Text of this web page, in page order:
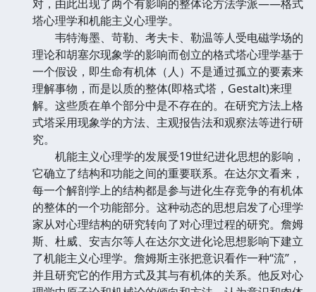
对，由此出现了两个有影响的整体论方法学派——格式
塔心理学和机能主义心理学。
韦特海墨、苛勒、考夫卡、勒温等人受电磁学场的
理论和胡塞尔现象学的影响而创立的格式塔心理学基于
一个假设，即生命有机体（人）不是通过孤立的要素来
理解事物，而是以质的整体(即格式塔，Gestalt)来理
解。这些质在单个部分中是不存在的。在研究方法上格
式塔采用现象学的方法、主观报告法和观察法等进行研
究。
机能主义心理学的发展受19世纪进化思想的影响，
它确立了结构和功能之间的重要联系。在达尔文看来，
每一个解剖学上的结构都是参与进化生存竞争的有机体
的整体的一个功能部分。这种动态的思想启发了心理学
家从对心理结构的研究转向了对心理过程的研究。詹姆
斯、杜威、安吉尔等人在达尔文进化论思想影响下建立
了机能主义心理学。詹姆斯主张把意识看作一种“流”，
并且研究它的作用方式及其与有机体的关系。他反对心